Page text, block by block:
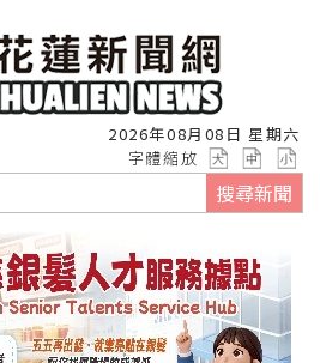
2026年08月08日 星期六
字體縮放
搜尋新聞